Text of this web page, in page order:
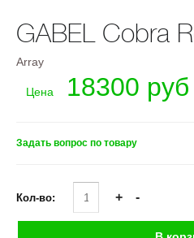
GABEL Cobra
Array
Цена 18300 руб
Задать вопрос по товару
Кол-во: